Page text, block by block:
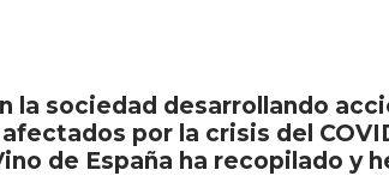
la sociedad desarrollando
por la crisis del
de España ha recopilado y